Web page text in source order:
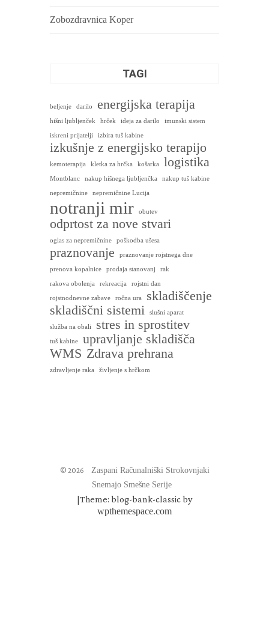
Zobozdravnica Koper
TAGI
beljenje darilo energijska terapija
hišni ljubljenček hrček ideja za darilo imunski sistem
iskreni prijatelji izbira tuš kabine
izkušnje z energijsko terapijo
kemoterapija kletka za hrčka košarka logistika
Montblanc nakup hišnega ljubljenčka nakup tuš kabine
nepremičnine nepremičnine Lucija
notranji mir obutev
odprtost za nove stvari
oglas za nepremičnine poškodba ušesa
praznovanje praznovanje rojstnega dne
prenova kopalnice prodaja stanovanj rak
rakova obolenja rekreacija rojstni dan
rojstnodnevne zabave ročna ura
skladiščenje
skladiščni sistemi
slušni aparat
služba na obali stres in sprostitev
tuš kabine
upravljanje skladišča
WMS Zdrava prehrana
zdravljenje raka življenje s hrčkom
© 2026
Zaspani Računalniški Strokovnjaki
Snemajo Smešne Serije
|Theme: blog-bank-classic by
wpthemespace.com